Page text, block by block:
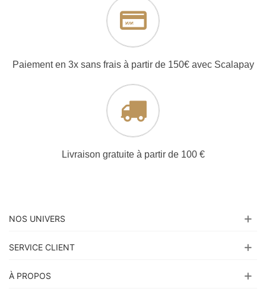
Paiement en 3x sans frais à partir de 150€ avec Scalapay
Livraison gratuite à partir de 100 €
NOS UNIVERS
SERVICE CLIENT
À PROPOS